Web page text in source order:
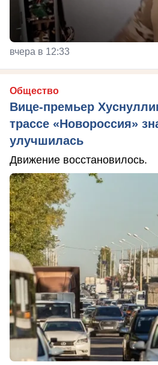
вчера в 12:33
Общество
Вице-премьер
трассе «Новороссия»
улучшилась
Движение восстановилось.